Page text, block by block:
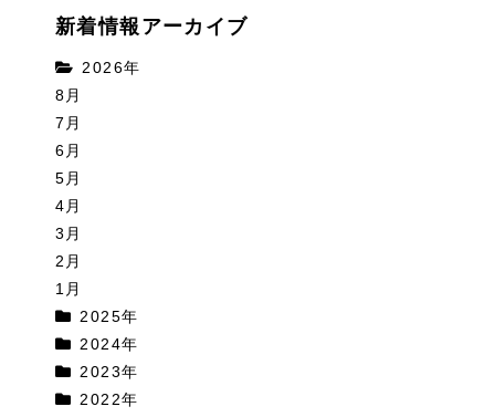
新着情報アーカイブ
2026年
8月
7月
6月
5月
4月
3月
2月
1月
2025年
2024年
2023年
2022年